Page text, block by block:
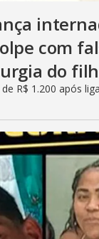
com
do
R$ 1.200 após